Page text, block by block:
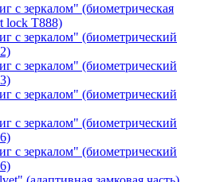
с зеркалом" (биометрическая
lock T888)
с зеркалом" (биометрический
с зеркалом" (биометрический
с зеркалом" (биометрический
с зеркалом" (биометрический
с зеркалом" (биометрический